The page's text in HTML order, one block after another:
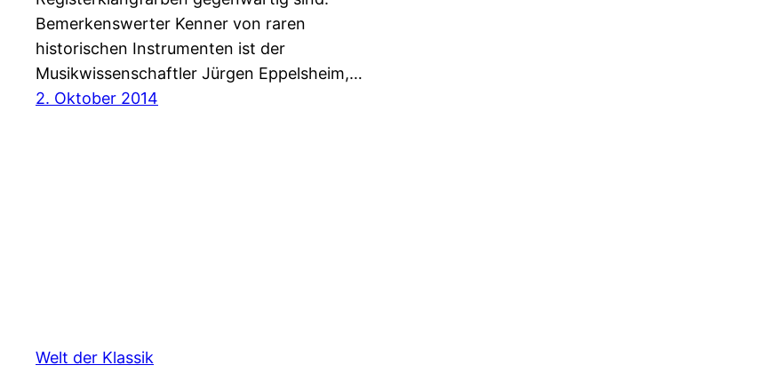
Bemerkenswerter Kenner von raren
historischen Instrumenten ist der
Musikwissenschaftler Jürgen Eppelsheim,…
2. Oktober 2014
Welt der Klassik